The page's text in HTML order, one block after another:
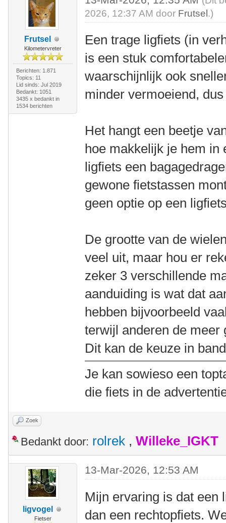
Frutsel
Kilometervreter
Berichten: 1.871
Topics: 11
Lid sinds: Jul 2019
Bedankt: 1051
3435 x bedankt in
1534 berichten
2026, 12:37 AM door Frutsel .)
Een trage ligfiets (in
is een stuk
waarschijnlijk ook
minder vermoeiend,
Het hangt een beetje
hoe makkelijk je hem in
ligfiets een
gewone fietstassen
geen optie op een
De grootte van de
veel uit, maar hou er
zeker 3 verschillende
aanduiding is wat dat
hebben bijvoorbeeld
terwijl anderen de meer
Dit kan de keuze in
Je kan sowieso een
die fiets in de
Zoek
Bedankt door: rolrek , Willeke_IGKT
ligvogel
Fietser
13-Mar-2026, 12:53 AM
Mijn ervaring is dat een
dan een rechtopfiets.